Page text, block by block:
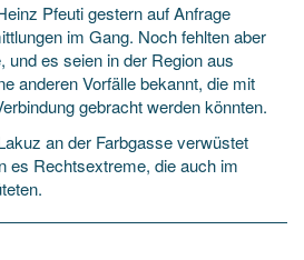
Pfeuti gestern auf Anfrage
im Gang. Noch fehlten aber
und es seien in der Region aus
anderen Vorfälle bekannt, die mit
gebracht werden könnten.
an der Farbgasse verwüstet
es Rechtsextreme, die auch im